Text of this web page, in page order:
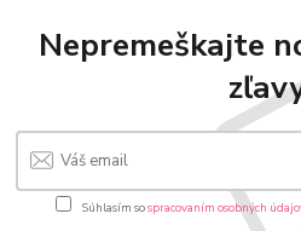
Nepremeškajte
Súhlasím sospracovaním osobných